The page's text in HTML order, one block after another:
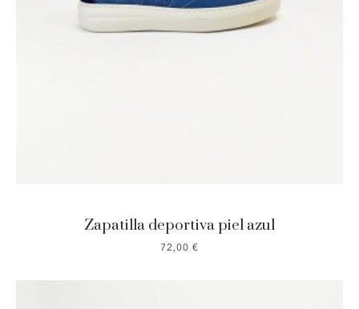
Zapatilla deportiva piel azul
72,00 €